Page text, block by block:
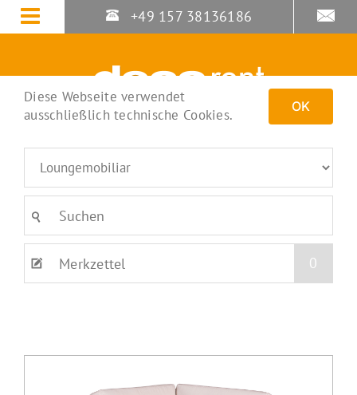
Zum
Inhalt
+49 157 38136186
Merkzettel 0
Diese Webseite verwendet
ausschließlich technische Cookies.
OK